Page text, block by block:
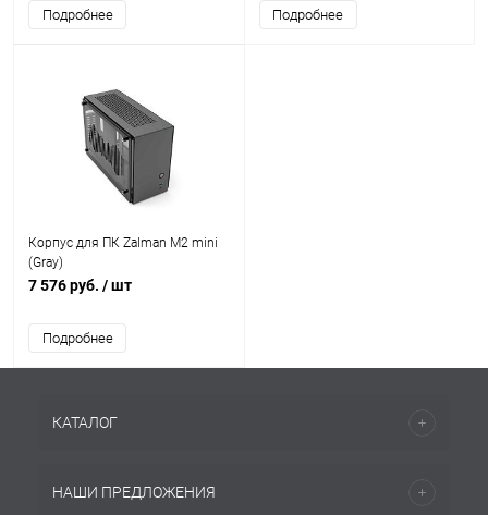
Подробнее Подробнее
Корпус для ПК Zalman M2 mini
(Gray)
7 576 руб. / шт
Подробнее
КАТАЛОГ
НАШИ ПРЕДЛОЖЕНИЯ